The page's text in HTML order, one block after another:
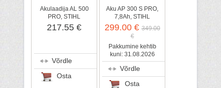
Akulaadija AL 500
PRO, STIHL
217.55 €
Võrdle
Osta
Aku AP 300 S PRO,
7,8Ah, STIHL
299.00 €349.00
€
Pakkumine kehtib
kuni: 31.08.2026
Võrdle
Osta